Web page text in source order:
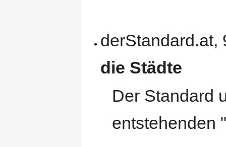
die Städte
Der Standard
entstehenden